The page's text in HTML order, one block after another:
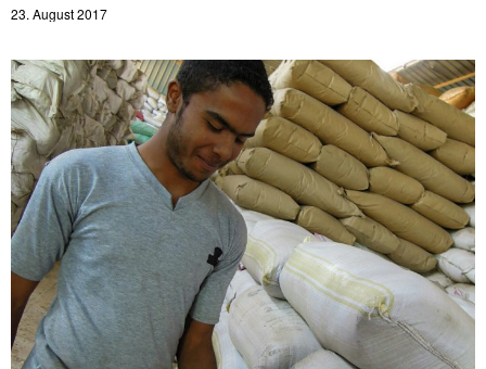
23. August 2017